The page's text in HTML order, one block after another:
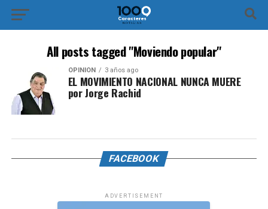
All posts tagged "Moviendo popular"
OPINIÓN 3 años ago
EL MOVIMIENTO NACIONAL NUNCA MUERE
por Jorge Rachid
FACEBOOK
ADVERTISEMENT